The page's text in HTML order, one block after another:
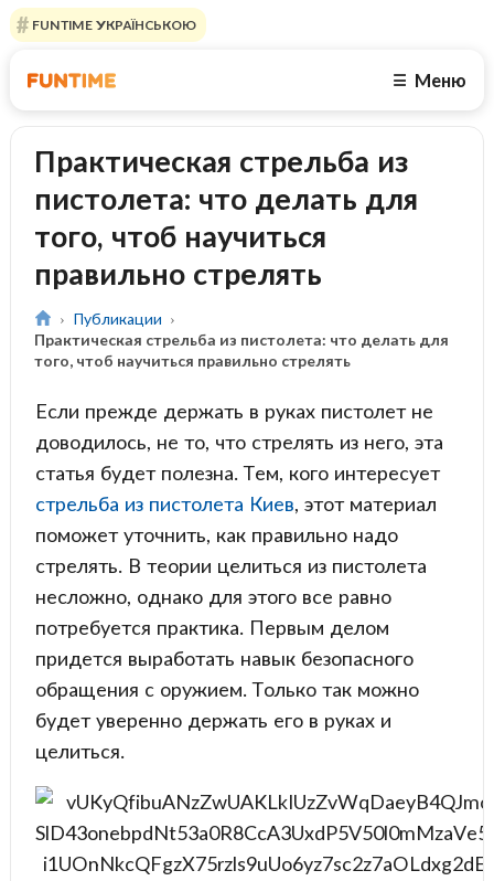
FUNTIME УКРАЇНСЬКОЮ
☰ Меню
Практическая стрельба из
пистолета: что делать для
того, чтоб научиться
правильно стрелять
Публикации
Практическая стрельба из пистолета: что делать для
того, чтоб научиться правильно стрелять
Если прежде держать в руках пистолет не
доводилось, не то, что стрелять из него, эта
статья будет полезна. Тем, кого интересует
стрельба из пистолета Киев, этот материал
поможет уточнить, как правильно надо
стрелять. В теории целиться из пистолета
несложно, однако для этого все равно
потребуется практика. Первым делом
придется выработать навык безопасного
обращения с оружием. Только так можно
будет уверенно держать его в руках и
целиться.